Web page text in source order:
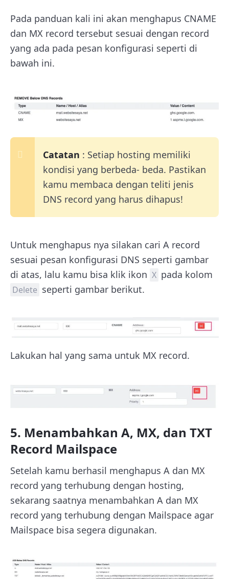
Pada panduan kali ini akan menghapus CNAME
dan MX record tersebut sesuai dengan record
yang ada pada pesan konfigurasi seperti di
bawah ini.
Catatan : Setiap hosting memiliki
kondisi yang berbeda- beda. Pastikan
kamu membaca dengan teliti jenis
DNS record yang harus dihapus!
Untuk menghapus nya silakan cari A record
sesuai pesan konfigurasi DNS seperti gambar
di atas, lalu kamu bisa klik ikon X pada kolom
Delete seperti gambar berikut.
Lakukan hal yang sama untuk MX record.
5. Menambahkan A, MX, dan TXT
Record Mailspace
Setelah kamu berhasil menghapus A dan MX
record yang terhubung dengan hosting,
sekarang saatnya menambahkan A dan MX
record yang terhubung dengan Mailspace agar
Mailspace bisa segera digunakan.